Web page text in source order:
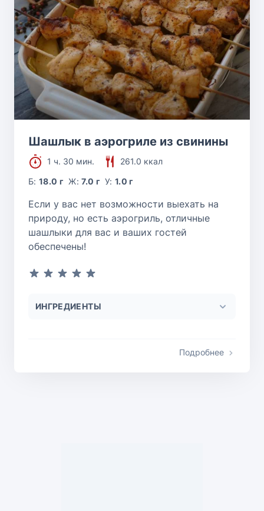
Шашлык в аэрогриле из свинины
1 ч. 30 мин.
261.0 ккал
Б:18.0 г Ж:7.0 г У:1.0 г
Если у вас нет возможности выехать на
природу, но есть аэрогриль, отличные
шашлыки для вас и ваших гостей
обеспечены!
ИНГРЕДИЕНТЫ
Подробнее